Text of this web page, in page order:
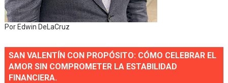
Por Edwin DeLaCruz
SAN VALENTÍN CON PROPÓSITO: CÓMO CELEBRAR EL
AMOR SIN COMPROMETER LA ESTABILIDAD
FINANCIERA.